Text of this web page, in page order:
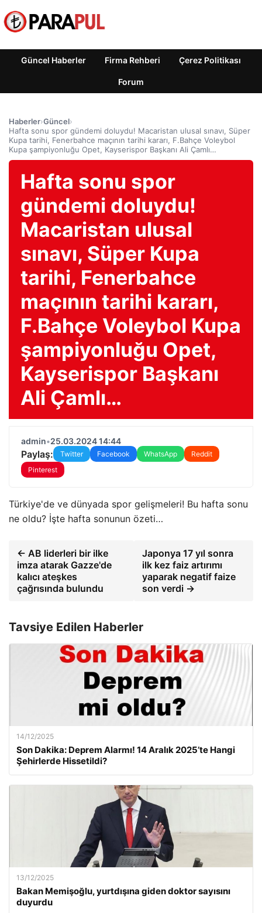
Güncel Haberler Firma Rehberi Çerez Politikası
Forum
Haberler›Güncel›
Hafta sonu spor gündemi doluydu! Macaristan ulusal sınavı, Süper
Kupa tarihi, Fenerbahce maçının tarihi kararı, F.Bahçe Voleybol
Kupa şampiyonluğu Opet, Kayserispor Başkanı Ali Çamlı…
Hafta sonu spor
gündemi doluydu!
Macaristan ulusal
sınavı, Süper Kupa
tarihi, Fenerbahce
maçının tarihi kararı,
F.Bahçe Voleybol Kupa
şampiyonluğu Opet,
Kayserispor Başkanı
Ali Çamlı…
admin•25.03.2024 14:44
Paylaş: Twitter Facebook WhatsApp
Reddit
Pinterest
Türkiye'de ve dünyada spor gelişmeleri! Bu hafta sonu
ne oldu? İşte hafta sonunun özeti…
← AB liderleri bir ilke
imza atarak Gazze'de
kalıcı ateşkes
çağrısında bulundu
Japonya 17 yıl sonra
ilk kez faiz artırımı
yaparak negatif faize
son verdi →
Tavsiye Edilen Haberler
14/12/2025
Son Dakika: Deprem Alarmı! 14 Aralık 2025’te Hangi
Şehirlerde Hissetildi?
13/12/2025
Bakan Memişoğlu, yurtdışına giden doktor sayısını
duyurdu